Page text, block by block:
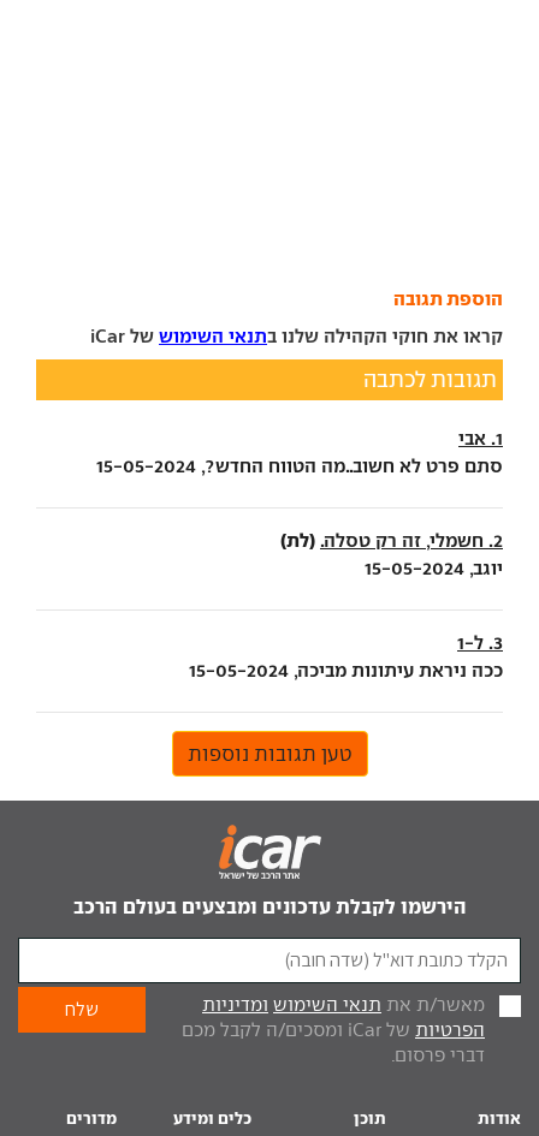
הוספת תגובה
קראו את חוקי הקהילה שלנו בתנאי השימוש של iCar
תגובות לכתבה
1. אבי
סתם פרט לא חשוב..מה הטווח החדש?, 15-05-2024
2. חשמלי, זה רק טסלה. (לת)
יוגב, 15-05-2024
3. ל-1
ככה ניראת עיתונות מביכה, 15-05-2024
טען תגובות נוספות
הירשמו לקבלת עדכונים ומבצעים בעולם הרכב
מאשר/ת את תנאי השימוש ומדיניות
הפרטיות
של iCar ומסכים/ה לקבל מכם
דברי פרסום.
אודות תוכן כלים ומידע מדורים